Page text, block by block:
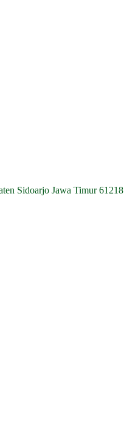
Sidoarjo Jawa Timur 61218